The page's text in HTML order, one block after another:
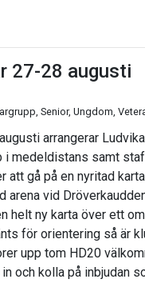
27-28 augusti
Senior, Ungdom,
arrangerar
i medeldistans samt
att gå på en nyritad
arena vid
helt ny karta över ett
för orientering så är
upp tom HD20
in och kolla på inbjudan